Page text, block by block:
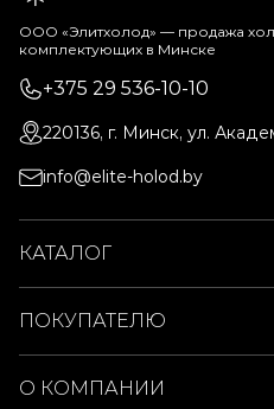
ООО «Элитхолод» ― продажа
комплектующих в Минске
+375 29 536-10-10
220136, г. Минск, ул.
info@elite-holod.by
КАТАЛОГ
ПОКУПАТЕЛЮ
О КОМПАНИИ